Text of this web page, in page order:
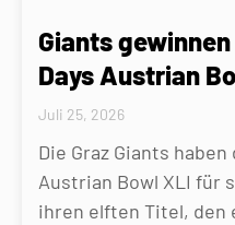
Giants
Days Austrian
Juli 25, 2026
Die Graz Giants haben
Austrian Bowl XLI für
ihren elften Titel, den